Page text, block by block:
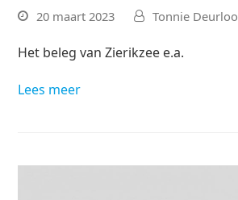
20 maart 2023 Tonnie Deurloo
Het beleg van Zierikzee e.a.
Lees meer